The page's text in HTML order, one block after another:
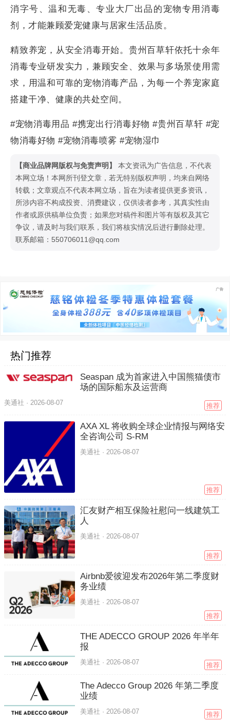
消字号、温和无毒、专业大厂出品的宠物专用消毒
剂，才能兼顾爱宠健康与居家生活品质。
精致养宠，从安全消毒开始。贵州百草轩依托十余年
消毒专业研发实力，兼顾安全、效果与多场景使用需
求，用温和可靠的宠物消毒产品，为每一个养宠家庭
搭建干净、健康的共处空间。
#宠物消毒用品 #携宠出行消毒好物 #贵州百草轩 #宠
物消毒好物 #宠物消毒喷雾 #宠物湿巾
【商业品牌网版权与免责声明】
本文资讯为广告信息，不代表
本网立场！本网所刊登文章，若无特别版权声明，均来自网络
转载；文章观点不代表本网立场，旨在为读者提供更多资讯，
所涉内容不构成投资、消费建议，仅供读者参考，其真实性由
作者或原供稿单位负责；如果您对稿件和图片等有版权及其它
争议，请及时与我们联系，我们将核实情况后进行删除处理。
联系邮箱：550706011@qq.com
热门推荐
Seaspan 成为首家进入中国熊猫债市
场的国际船东及运营商
美通社 · 2026-08-07 推荐
AXA XL 将收购全球企业情报与网络安
全咨询公司 S-RM
美通社 ·2026-08-07
推荐
汇友财产相互保险社慰问一线建筑工
人
美通社 · 2026-08-07
推荐
Airbnb爱彼迎发布2026年第二季度财
务业绩
美通社 ·2026-08-07
推荐
THE ADECCO GROUP 2026 年半年
报
美通社 ·2026-08-07 推荐
The Adecco Group 2026 年第二季度
业绩
美通社 ·2026-08-07 推荐